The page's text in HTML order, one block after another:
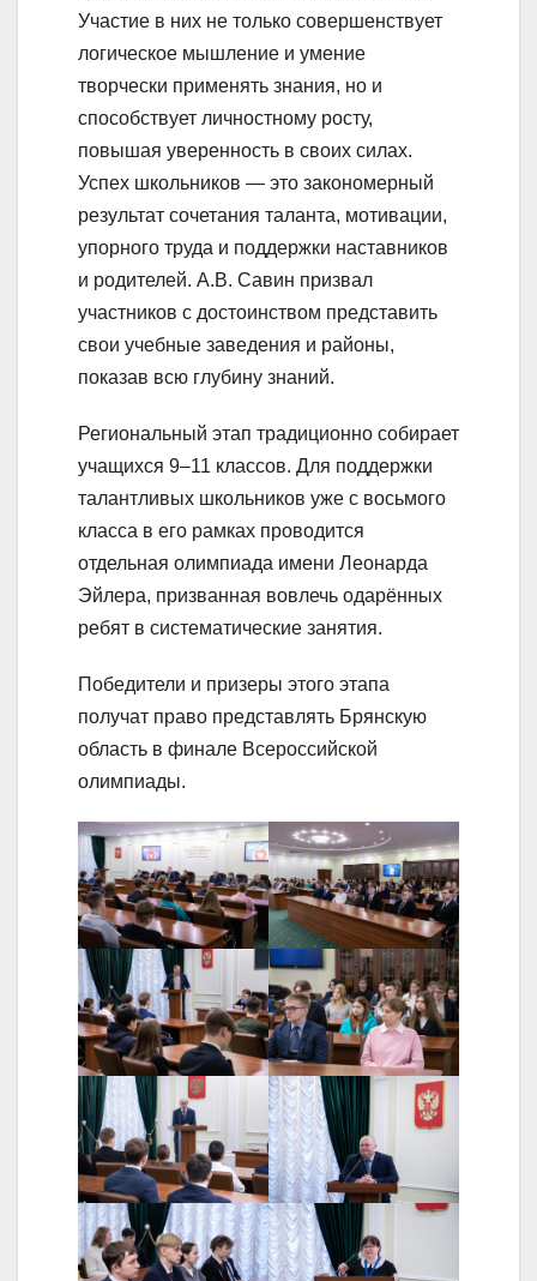
Участие в них не только совершенствует
логическое мышление и умение
творчески применять знания, но и
способствует личностному росту,
повышая уверенность в своих силах.
Успех школьников — это закономерный
результат сочетания таланта, мотивации,
упорного труда и поддержки наставников
и родителей. А.В. Савин призвал
участников с достоинством представить
свои учебные заведения и районы,
показав всю глубину знаний.
Региональный этап традиционно собирает
учащихся 9–11 классов. Для поддержки
талантливых школьников уже с восьмого
класса в его рамках проводится
отдельная олимпиада имени Леонарда
Эйлера, призванная вовлечь одарённых
ребят в систематические занятия.
Победители и призеры этого этапа
получат право представлять Брянскую
область в финале Всероссийской
олимпиады.